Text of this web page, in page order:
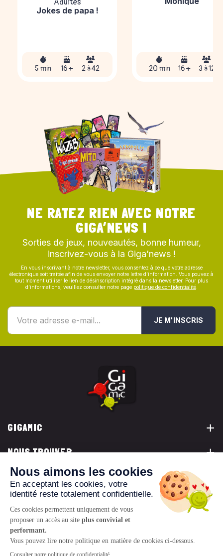
Adultes
Jokes de papa !
5 min 16 + 2 à 42 20 min 16 + 3 à 12
NE RATEZ RIEN AVEC NOTRE
GIGA’NEWS !
Sorties de jeux, nouveautés, bonne humeur,
inscrivez-vous à la Giga’news !
En vous inscrivant à notre newsletter, vous consentez à ce que votre adresse
électronique soit traitée afin de vous envoyer notre lettre d’information. Vous pouvez à
tout moment utiliser le lien de désinscription intégré dans la newsletter. Pour plus
d’informations, veuillez consulter notre page politique de confidentialité
JE M'INSCRIS
GIGAMIC
NOUS TROUVER
VOUS ÊTES...
NOUS CONTACTER
© 2026 www.gigamic.com
Mentions légales
Politique de confidentialité